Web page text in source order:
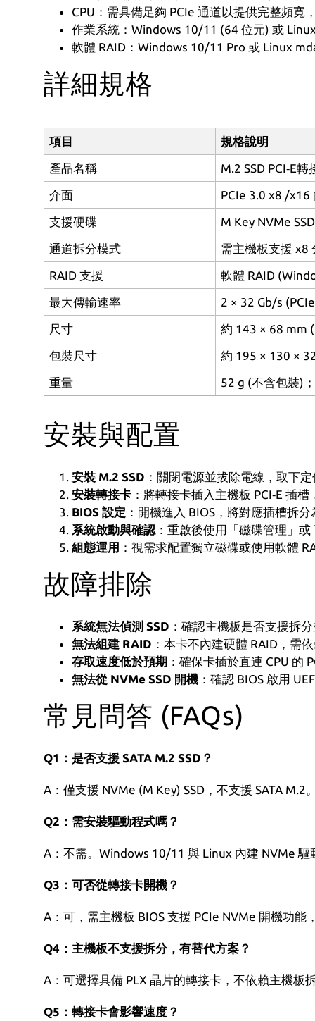
CPU：需具備足夠 PCIe 通道以提供完整頻
作業系統：Windows 10/11 (64 位元) 或
軟體 RAID：Windows 10/11 Pro 或 Linux
詳細規格
項目
規格說明
產品名稱
M.2 SSD PCI‑E
介面
PCIe 3.0 x8 /x16
支援硬碟
M Key NVMe
通道拆分模式
需主機板支援 x8
RAID 支援
軟體 RAID
最大傳輸速率
2 × 32 Gb/s
尺寸
約 143 × 68 mm
包裝尺寸
約 195 × 130 ×
重量
52 g (不含包裝)
安裝與配置
安裝 M.2 SSD ：關閉電源並拔除電線，取下
安裝轉接卡 ：將轉接卡插入主機板 PCI‑E 插
BIOS 設定 ：開機進入 BIOS，將對應插槽拆
系統啟動與確認：重啟後使用「磁碟管理」
組態運用 ：視需求配置獨立磁碟或使用軟體
故障排除
系統無法偵測 SSD ：確認主機板是否支援拆
無法組建 RAID ：本卡不內建硬體 RAID，需
存取速度低於預期 ：確保卡插於直連 CPU 的
無法從 NVMe SSD 開機 ：確認 BIOS 啟用
常見問答 (FAQs)
Q1：是否支援 SATA M.2 SSD？
A：僅支援 NVMe (M Key) SSD，不支援 SATA M.2
Q2：需安裝驅動程式嗎？
A：不需。Windows 10/11 與 Linux 內建 NVMe 驅
Q3：可否從轉接卡開機？
A：可，需主機板 BIOS 支援 PCIe NVMe 開機功能
Q4：主機板不支援拆分，有替代方案？
A：可選擇具備 PLX 晶片的轉接卡，不依賴主機板
Q5：轉接卡會影響速度？